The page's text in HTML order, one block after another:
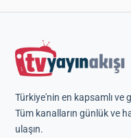
Türkiye'nin en kapsamlı ve
Tüm kanalların günlük ve
ulaşın.